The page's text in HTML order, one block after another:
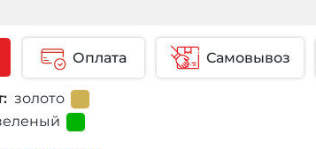
Оплата Самовывоз
золото